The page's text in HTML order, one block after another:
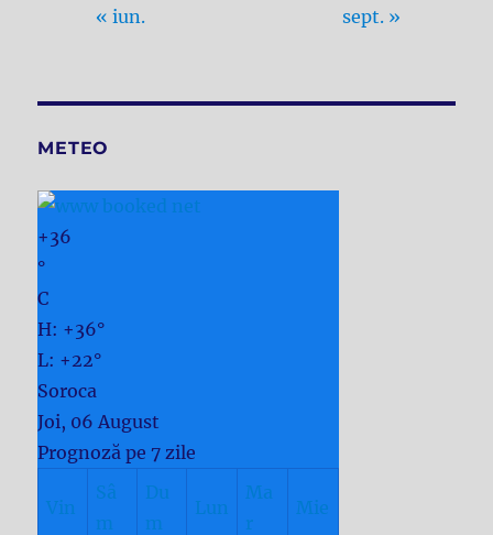
« iun. sept. »
METEO
+36
°
C
H: +36°
L: +22°
Soroca
Joi, 06 August
Prognoză pe 7 zile
Vin
Sâ
m
Du
m
Lun
Ma
r
Mie